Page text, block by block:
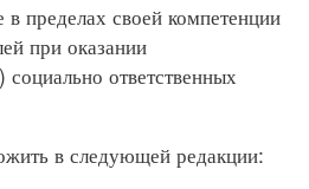
своей компетенции
при оказании
ответственных
в следующей редакции: